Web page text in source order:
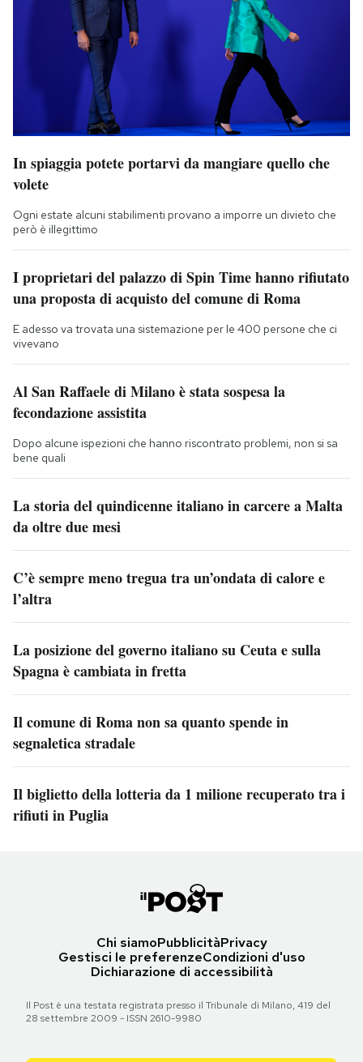
In spiaggia potete portarvi da mangiare quello che
volete
Ogni estate alcuni stabilimenti provano a imporre un divieto che
però è illegittimo
I proprietari del palazzo di Spin Time hanno rifiutato
una proposta di acquisto del comune di Roma
E adesso va trovata una sistemazione per le 400 persone che ci
vivevano
Al San Raffaele di Milano è stata sospesa la
fecondazione assistita
Dopo alcune ispezioni che hanno riscontrato problemi, non si sa
bene quali
La storia del quindicenne italiano in carcere a Malta
da oltre due mesi
C’è sempre meno tregua tra un’ondata di calore e
l’altra
La posizione del governo italiano su Ceuta e sulla
Spagna è cambiata in fretta
Il comune di Roma non sa quanto spende in
segnaletica stradale
Il biglietto della lotteria da 1 milione recuperato tra i
rifiuti in Puglia
Chi siamoPubblicitàPrivacy
Gestisci le preferenzeCondizioni d'uso
Dichiarazione di accessibilità
Il Post è una testata registrata presso il Tribunale di Milano, 419 del
28 settembre 2009 - ISSN 2610-9980